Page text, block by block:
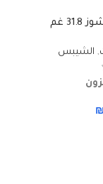
غم
, الشيبس
₪